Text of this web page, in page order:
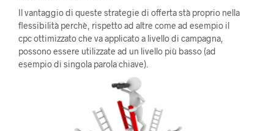
Il vantaggio di queste strategie di offerta stà proprio nella
flessibilità perchè, rispetto ad altre come ad esempio il
cpc ottimizzato che va applicato a livello di campagna,
possono essere utilizzate ad un livello più basso (ad
esempio di singola parola chiave).